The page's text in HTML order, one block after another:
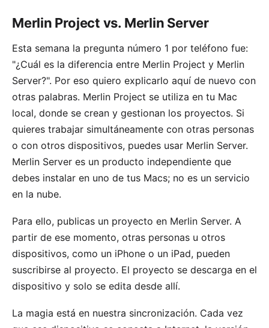
Merlin Project vs. Merlin Server
Esta semana la pregunta número 1 por teléfono fue:
"¿Cuál es la diferencia entre Merlin Project y Merlin
Server?". Por eso quiero explicarlo aquí de nuevo con
otras palabras. Merlin Project se utiliza en tu Mac
local, donde se crean y gestionan los proyectos. Si
quieres trabajar simultáneamente con otras personas
o con otros dispositivos, puedes usar Merlin Server.
Merlin Server es un producto independiente que
debes instalar en uno de tus Macs; no es un servicio
en la nube.
Para ello, publicas un proyecto en Merlin Server. A
partir de ese momento, otras personas u otros
dispositivos, como un iPhone o un iPad, pueden
suscribirse al proyecto. El proyecto se descarga en el
dispositivo y solo se edita desde allí.
La magia está en nuestra sincronización. Cada vez